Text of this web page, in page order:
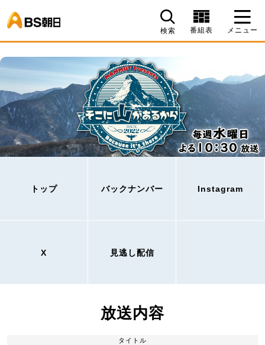
検索 番組表 メニュー
トップ バックナンバー Instagram
X 見逃し配信
放送内容
タイトル